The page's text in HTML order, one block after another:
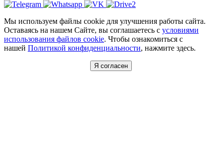
Мы используем файлы cookie для улучшения работы сайта.
Оставаясь на нашем Сайте, вы соглашаетесь с условиями
использования файлов cookie. Чтобы ознакомиться с
нашей Политикой конфиденциальности, нажмите здесь.
Я согласен